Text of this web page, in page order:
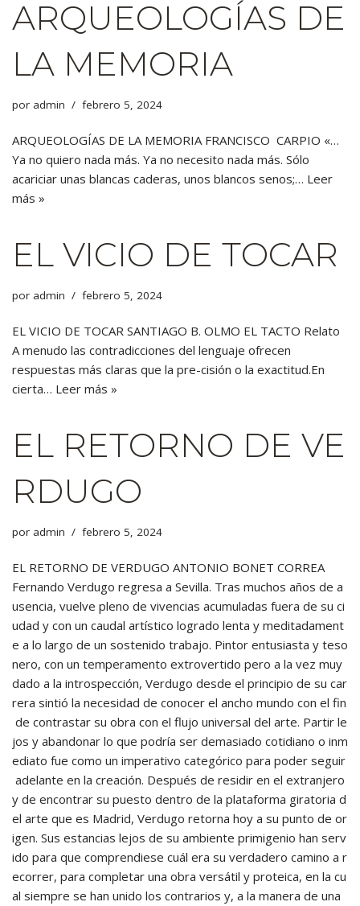
ARQUEOLOGÍAS DE
LA MEMORIA
por admin febrero 5, 2024
ARQUEOLOGÍAS DE LA MEMORIA FRANCISCO CARPIO «…
Ya no quiero nada más. Ya no necesito nada más. Sólo
acariciar unas blancas caderas, unos blancos senos;… Leer
más »
EL VICIO DE TOCAR
por admin febrero 5, 2024
EL VICIO DE TOCAR SANTIAGO B. OLMO EL TACTO Relato
A menudo las contradicciones del lenguaje ofrecen
respuestas más claras que la pre-cisión o la exactitud.En
cierta… Leer más »
EL RETORNO DE VE
RDUGO
por admin febrero 5, 2024
EL RETORNO DE VERDUGO ANTONIO BONET CORREA
Fernando Verdugo regresa a Sevilla. Tras muchos años de a
usencia, vuelve pleno de vivencias acumuladas fuera de su ci
udad y con un caudal artístico logrado lenta y meditadament
e a lo largo de un sostenido trabajo. Pintor entusiasta y teso
nero, con un temperamento extrovertido pero a la vez muy
dado a la introspección, Verdugo desde el principio de su car
rera sintió la necesidad de conocer el ancho mundo con el fin
de contrastar su obra con el flujo universal del arte. Partir le
jos y abandonar lo que podría ser demasiado cotidiano o inm
ediato fue como un imperativo categórico para poder seguir
adelante en la creación. Después de residir en el extranjero
y de encontrar su puesto dentro de la plataforma giratoria d
el arte que es Madrid, Verdugo retorna hoy a su punto de or
igen. Sus estancias lejos de su ambiente primigenio han serv
ido para que comprendiese cuál era su verdadero camino a r
ecorrer, para completar una obra versátil y proteica, en la cu
al siempre se han unido los contrarios y, a la manera de una